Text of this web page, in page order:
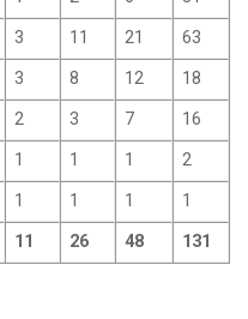
3 11 21
63
3 8 12
18
2 3 7
16
1 1 1
2
1 1 1
1
11 26 48 131